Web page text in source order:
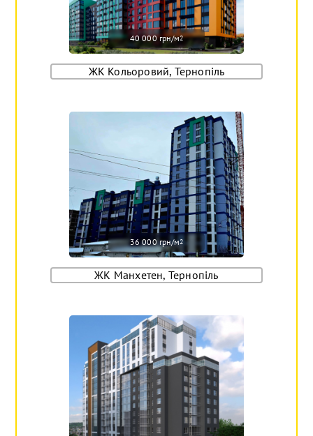
40 000 грн/м2
ЖК Кольоровий, Тернопіль
36 000 грн/м2
ЖК Манхетен, Тернопіль